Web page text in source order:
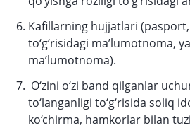
Kafillarning hujjatlari
to‘g‘risidagi ma’lumotnoma,
ma’lumotnoma).
O‘zini o‘zi band qilganlar
to‘langanligi to‘g‘risida soliq
ko‘chirma, hamkorlar bilan